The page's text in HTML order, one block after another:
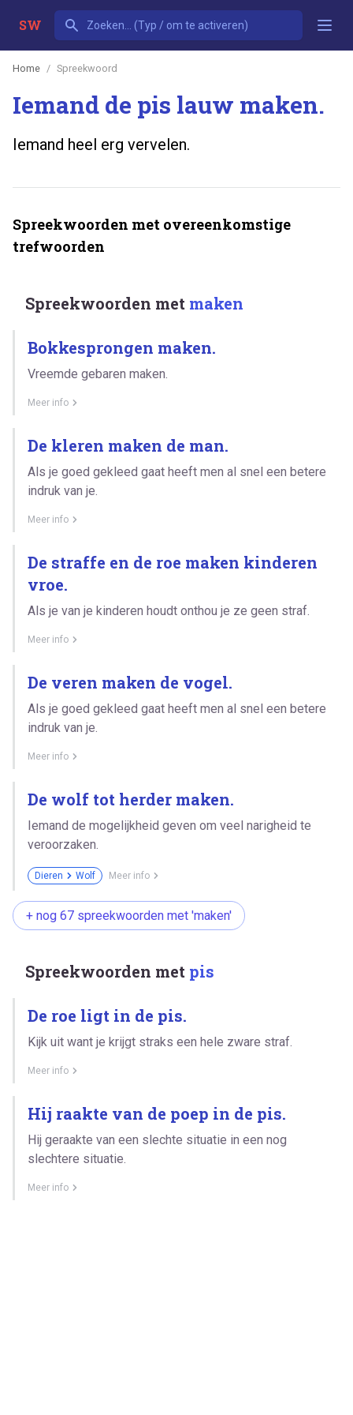
SW
Home Spreekwoord
Iemand de pis lauw maken.
Iemand heel erg vervelen.
Spreekwoorden met overeenkomstige
trefwoorden
Spreekwoorden met maken
Bokkesprongen maken.
Vreemde gebaren maken.
Meer info
De kleren maken de man.
Als je goed gekleed gaat heeft men al snel een betere
indruk van je.
Meer info
De straffe en de roe maken kinderen
vroe.
Als je van je kinderen houdt onthou je ze geen straf.
Meer info
De veren maken de vogel.
Als je goed gekleed gaat heeft men al snel een betere
indruk van je.
Meer info
De wolf tot herder maken.
Iemand de mogelijkheid geven om veel narigheid te
veroorzaken.
Dieren Wolf Meer info
+ nog 67 spreekwoorden met 'maken'
Spreekwoorden met pis
De roe ligt in de pis.
Kijk uit want je krijgt straks een hele zware straf.
Meer info
Hij raakte van de poep in de pis.
Hij geraakte van een slechte situatie in een nog
slechtere situatie.
Meer info